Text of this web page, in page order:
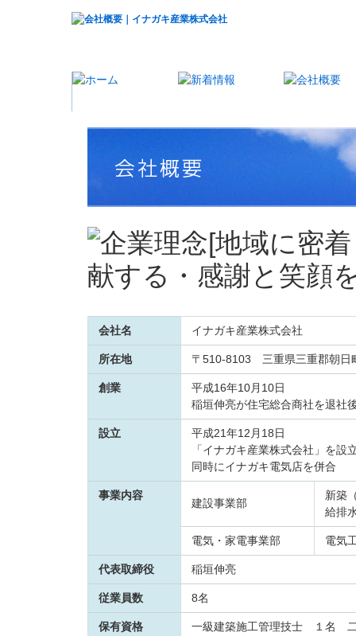
会社名 イナガキ産業株式会社
所在地 〒510-8103 三重県三重郡朝日
創業
平成16年10月10日
稲垣伸亮が住宅総合商社を退社
設立
平成21年12月18日
「イナガキ産業株式会社」を設
同時にイナガキ電気店を併合
事業内容
建設事業部
新築
給排
電気・家電事業部 電気
代表取締役 稲垣伸亮
従業員数 8名
保有資格
一級建築施工管理技士 １名